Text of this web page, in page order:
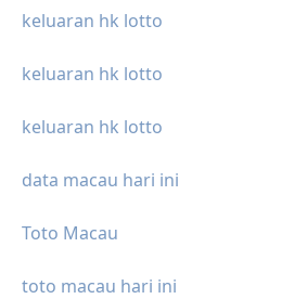
keluaran hk lotto
keluaran hk lotto
keluaran hk lotto
data macau hari ini
Toto Macau
toto macau hari ini